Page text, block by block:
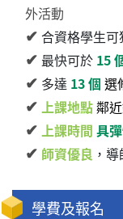
外活動
✔ 合資格學生可
✔ 最快可於 15
✔ 多達 13 個 選
✔ 上課地點鄰
✔ 上課時間 具
✔ 師資優良 ，
學費及報名